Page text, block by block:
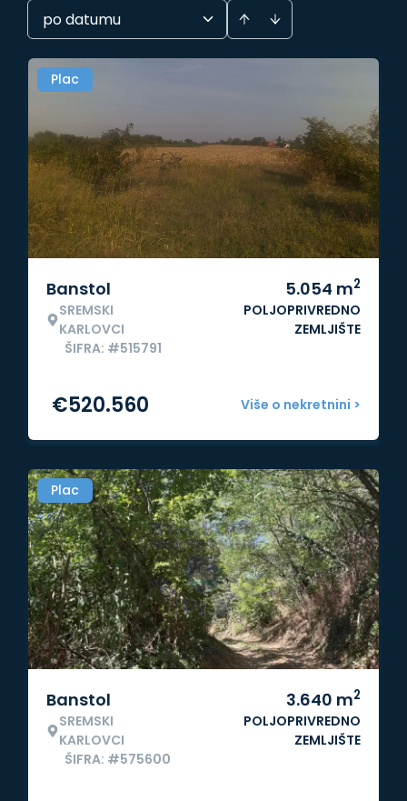
po datumu
Plac
Banstol
SREMSKI
KARLOVCI
ŠIFRA: #515791
5.054 m2
POLJOPRIVREDNO
ZEMLJIŠTE
Više o nekretnini >
€520.560
Plac
Banstol
SREMSKI
KARLOVCI
ŠIFRA: #575600
3.640 m2
POLJOPRIVREDNO
ZEMLJIŠTE